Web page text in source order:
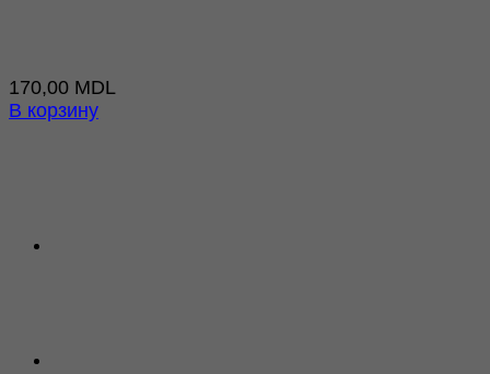
170,00 MDL
В корзину